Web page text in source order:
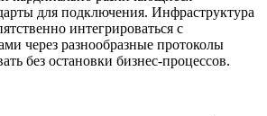
для подключения. Инфраструктура
интегрироваться с
через разнообразные протоколы
без остановки бизнес-процессов.